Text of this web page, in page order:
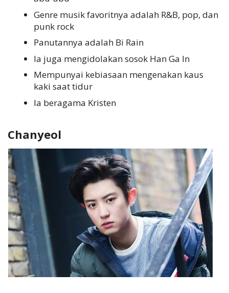
Genre musik favoritnya adalah R&B, pop, dan
punk rock
Panutannya adalah Bi Rain
Ia juga mengidolakan sosok Han Ga In
Mempunyai kebiasaan mengenakan kaus
kaki saat tidur
Ia beragama Kristen
Chanyeol